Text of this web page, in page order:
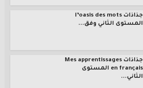
جذاذات l’oasis des mots
المستوى الثاني وفق...
جذاذات Mes apprentissages
en français المستوى
الثاني...